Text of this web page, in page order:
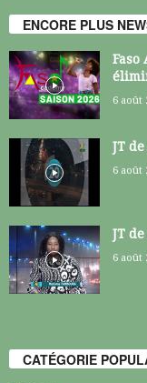
ENCORE PLUS
Faso
6 août
JT
6 août
JT
6 août
CATÉGORIE